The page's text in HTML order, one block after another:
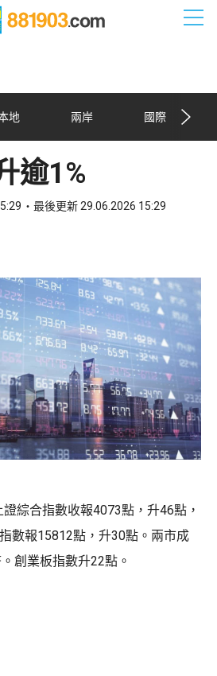
地 兩岸 國際
逾1%
最後更新 29.06.2026 15:29
綜合指數收報4073點，升46點，
數報15812點，升30點。兩市成
創業板指數升22點。